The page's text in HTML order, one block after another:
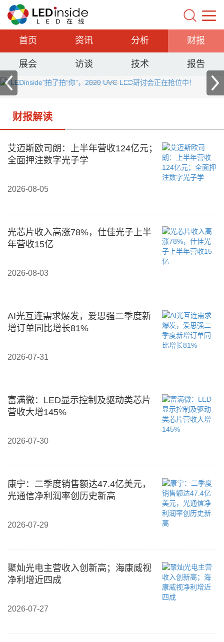
首页 资讯 分析 财报
展会 访谈 技术 报告
财报解读
艾迈斯欧司朗：上半年营收124亿元；
全面押注数字光子学
2026-08-05
光芯片收入高涨78%，仕佳光子上半
年营收15亿
2026-08-03
AI光互连需求爆发，爱思强二季度新
增订单同比增长81%
2026-07-31
富满微：LED显示控制及驱动类芯片
营收大增145%
2026-07-30
康宁：二季度销售额达47.4亿美元，
光通信净利润率创历史新高
2026-07-29
聚灿光电主营收入创新高；海康威视
净利增近四成
2026-07-27